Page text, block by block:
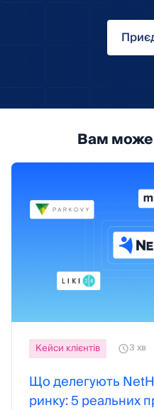
Вам може
Кейси клієнтів 3 хв
Що делегують
ринку: 5 реальних